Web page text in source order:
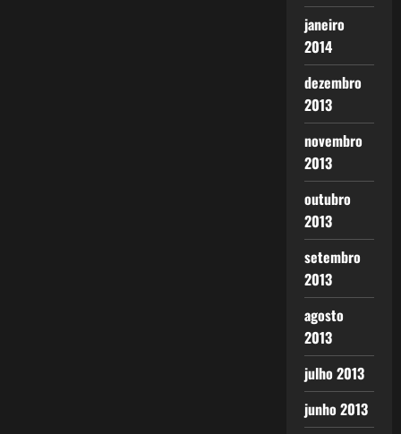
janeiro
2014
dezembro
2013
novembro
2013
outubro
2013
setembro
2013
agosto
2013
julho 2013
junho 2013